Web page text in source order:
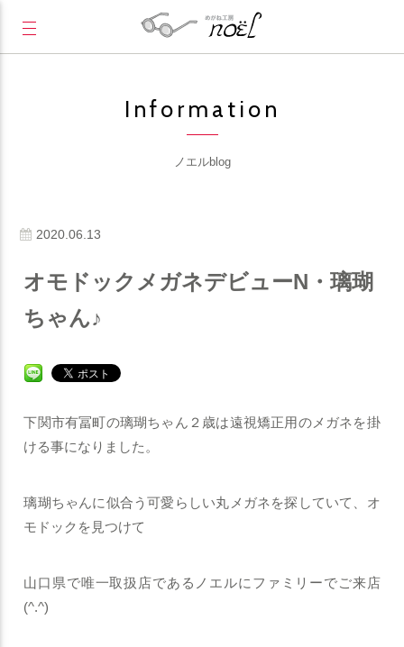
Information
ノエルblog
2020.06.13
オモドックメガネデビューN・璃瑚
ちゃん♪
下関市有冨町の璃瑚ちゃん２歳は遠視矯正用のメガネを掛
ける事になりました。
璃瑚ちゃんに似合う可愛らしい丸メガネを探していて、オ
モドックを見つけて
山口県で唯一取扱店であるノエルにファミリーでご来店
(^.^)